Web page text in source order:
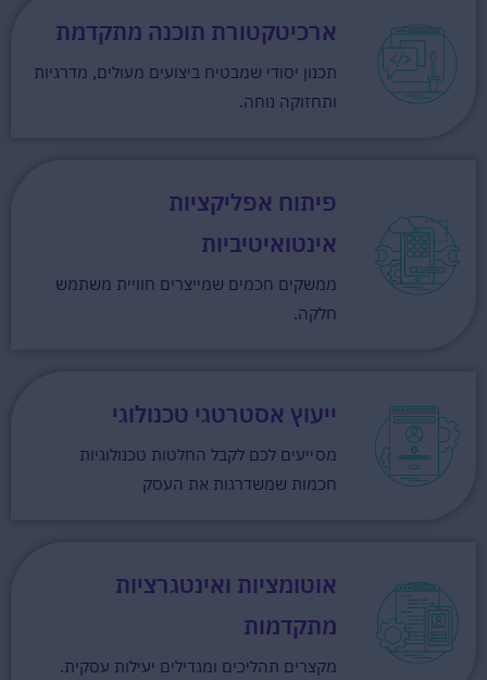
ארכיטקטורת תוכנה מתקדמת
תכנון יסודי שמבטיח ביצועים מעולים, מדרגיות
ותחזוקה נוחה.
פיתוח אפליקציות
אינטואיטיביות
ממשקים חכמים שמייצרים חוויית משתמש
חלקה.
ייעוץ אסטרטגי טכנולוגי
מסייעים לכם לקבל החלטות טכנולוגיות
חכמות שמשדרגות את העסק
אוטומציות ואינטגרציות
מתקדמות
מקצרים תהליכים ומגדילים יעילות עסקית.